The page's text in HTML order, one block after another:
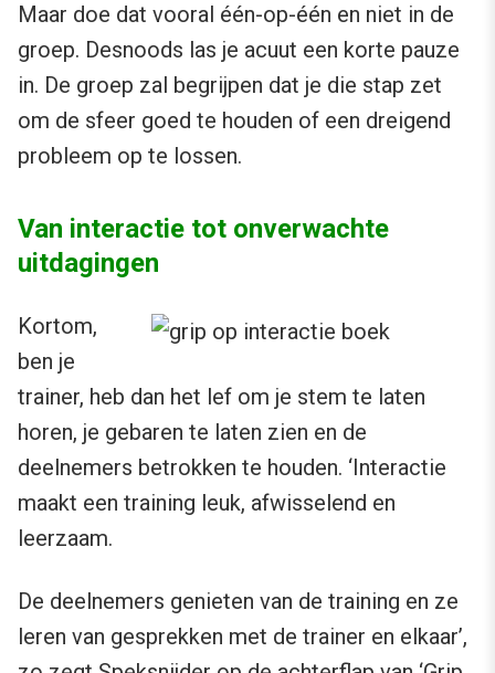
Maar doe dat vooral één-op-één en niet in de
groep. Desnoods las je acuut een korte pauze
in. De groep zal begrijpen dat je die stap zet
om de sfeer goed te houden of een dreigend
probleem op te lossen.
Van interactie tot onverwachte
uitdagingen
Kortom,
ben je
trainer, heb dan het lef om je stem te laten
horen, je gebaren te laten zien en de
deelnemers betrokken te houden. ‘Interactie
maakt een training leuk, afwisselend en
leerzaam.
De deelnemers genieten van de training en ze
leren van gesprekken met de trainer en elkaar’,